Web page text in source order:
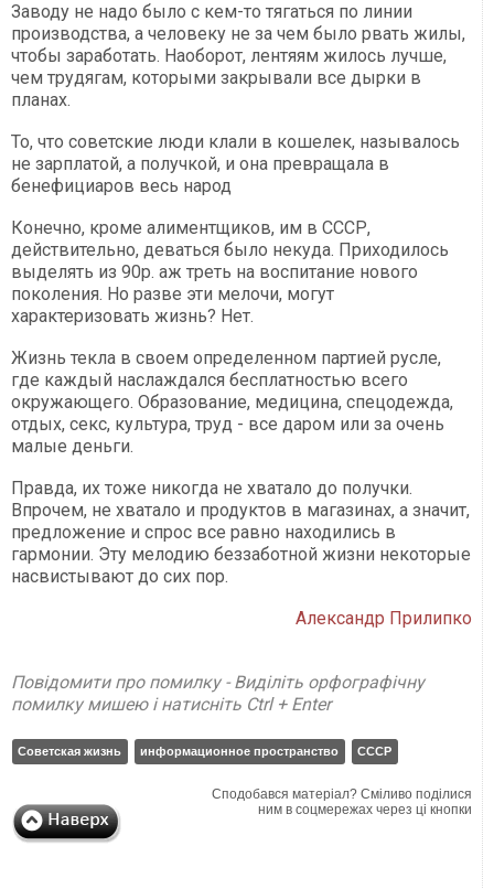
Заводу не надо было с кем-то тягаться по линии
производства, а человеку не за чем было рвать жилы,
чтобы заработать. Наоборот, лентяям жилось лучше,
чем трудягам, которыми закрывали все дырки в
планах.
То, что советские люди клали в кошелек, называлось
не зарплатой, а получкой, и она превращала в
бенефициаров весь народ
Конечно, кроме алиментщиков, им в СССР,
действительно, деваться было некуда. Приходилось
выделять из 90р. аж треть на воспитание нового
поколения. Но разве эти мелочи, могут
характеризовать жизнь? Нет.
Жизнь текла в своем определенном партией русле,
где каждый наслаждался бесплатностью всего
окружающего. Образование, медицина, спецодежда,
отдых, секс, культура, труд - все даром или за очень
малые деньги.
Правда, их тоже никогда не хватало до получки.
Впрочем, не хватало и продуктов в магазинах, а значит,
предложение и спрос все равно находились в
гармонии. Эту мелодию беззаботной жизни некоторые
насвистывают до сих пор.
Александр Прилипко
Повідомити про помилку - Виділіть орфографічну
помилку мишею і натисніть Ctrl + Enter
Советская жизнь информационное пространство СССР
Сподобався матеріал? Сміливо поділися
ним в соцмережах через ці кнопки